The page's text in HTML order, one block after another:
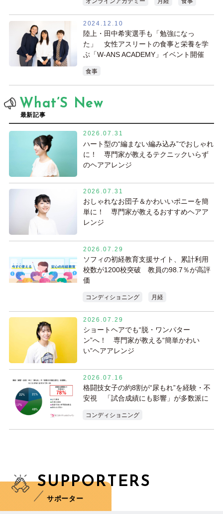
2024.12.10
陸上・田中希実選手も「勉強になっ
た」 女性アスリートの食事と栄養を学
ぶ「W-ANS ACADEMY」イベント開催
食事
What’S New
最新記事
2026.07.31
ハート型の“編まない編み込み”でおしゃれ
に！ 専門家が教えるテクニックいらず
のヘアアレンジ
2026.07.31
おしゃれなお団子＆かわいいポニーを簡
単に！ 専門家が教えるおすすめヘアア
レンジ
2026.07.29
ソフィの初経教育支援サイト、累計利用
校数が1200校突破 教員の98.7％が高評
価
コンディショニング 月経
2026.07.29
ショートヘアでも“脱・ワンパター
ン”へ！ 専門家が教える“簡単かわい
い”ヘアアレンジ
2026.07.16
格闘技女子の約8割が“尿もれ”を経験・不
安視 「試合成績にも影響」が多数派に
コンディショニング
SUPPORTERS
サポーター